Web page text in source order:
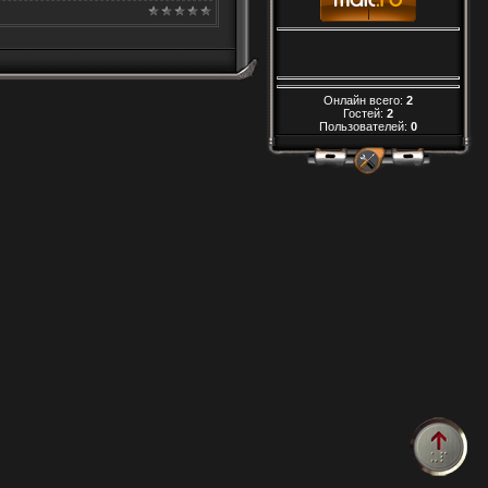
Онлайн всего: 2
Гостей: 2
Пользователей: 0